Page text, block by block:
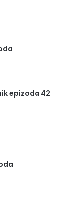
epizoda 42